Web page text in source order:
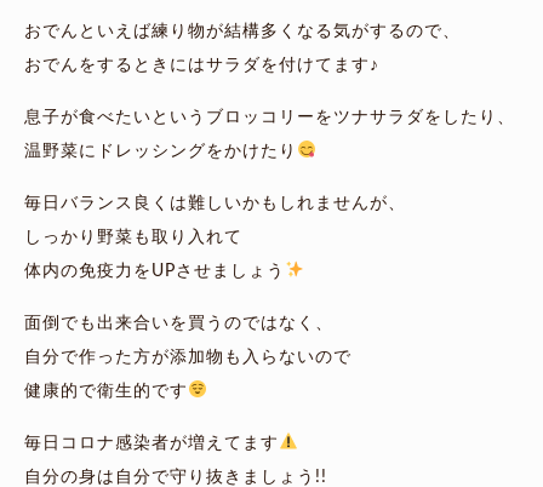
おでんといえば練り物が結構多くなる気がするので、
おでんをするときにはサラダを付けてます♪
息子が食べたいというブロッコリーをツナサラダをしたり、
温野菜にドレッシングをかけたり
毎日バランス良くは難しいかもしれませんが、
しっかり野菜も取り入れて
体内の免疫力をUPさせましょう
面倒でも出来合いを買うのではなく、
自分で作った方が添加物も入らないので
健康的で衛生的です
毎日コロナ感染者が増えてます
自分の身は自分で守り抜きましょう!!